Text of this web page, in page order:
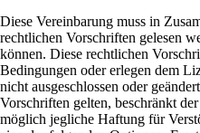
Diese Vereinbarung muss in
rechtlichen Vorschriften gelesen
können. Diese rechtlichen
Bedingungen oder erlegen dem
nicht ausgeschlossen oder
Vorschriften gelten, beschränkt
möglich jegliche Haftung für